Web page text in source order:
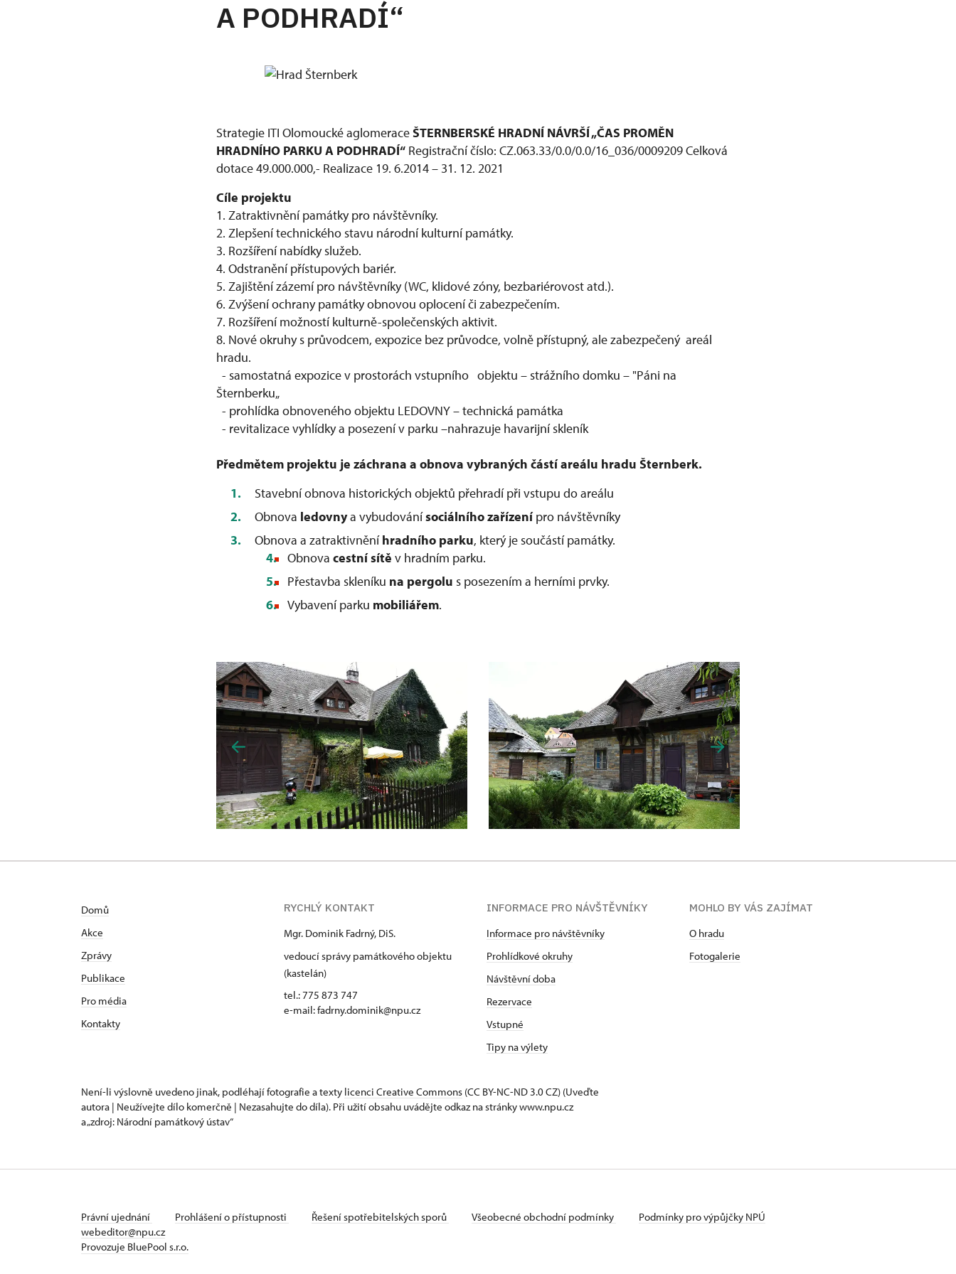
A PODHRADÍ“
Strategie ITI Olomoucké aglomerace ŠTERNBERSKÉ HRADNÍ NÁVRŠÍ „ČAS PROMĚN
HRADNÍHO PARKU A PODHRADÍ“ Registrační číslo: CZ.063.33/0.0/0.0/16_036/0009209 Celková
dotace 49.000.000,- Realizace 19. 6.2014 – 31. 12. 2021
Cíle projektu
1. Zatraktivnění památky pro návštěvníky.
2. Zlepšení technického stavu národní kulturní památky.
3. Rozšíření nabídky služeb.
4. Odstranění přístupových bariér.
5. Zajištění zázemí pro návštěvníky (WC, klidové zóny, bezbariérovost atd.).
6. Zvýšení ochrany památky obnovou oplocení či zabezpečením.
7. Rozšíření možností kulturně-společenských aktivit.
8. Nové okruhy s průvodcem, expozice bez průvodce, volně přístupný, ale zabezpečený areál
hradu.
- samostatná expozice v prostorách vstupního objektu – strážního domku – "Páni na
Šternberku„
- prohlídka obnoveného objektu LEDOVNY – technická památka
- revitalizace vyhlídky a posezení v parku –nahrazuje havarijní skleník
Předmětem projektu je záchrana a obnova vybraných částí areálu hradu Šternberk.
Stavební obnova historických objektů přehradí při vstupu do areálu
Obnova ledovnya vybudovánísociálního zařízenípro návštěvníky
Obnova a zatraktivněníhradního parku, který je součástí památky.
Obnova cestní sítě v hradním parku.
Přestavba skleníku na pergolu s posezením a herními prvky.
Vybavení parku mobiliářem.
Domů
Akce
Zprávy
Publikace
Pro média
Kontakty
RYCHLÝ KONTAKT
Mgr. Dominik Fadrný, DiS.
vedoucí správy památkového objektu
(kastelán)
tel.: 775 873 747
e-mail: fadrny.dominik@npu.cz
INFORMACE PRO NÁVŠTĚVNÍKY
Informace pro návštěvníky
Prohlídkové okruhy
Návštěvní doba
Rezervace
Vstupné
Tipy na výlety
MOHLO BY VÁS ZAJÍMAT
O hradu
Fotogalerie
Není-li výslovně uvedeno jinak, podléhají fotografie a texty licenci Creative Commons (CC BY-NC-ND 3.0 CZ) (Uveďte
autora | Neužívejte dílo komerčně | Nezasahujte do díla). Při užití obsahu uvádějte odkaz na stránky www.npu.cz
a „zdroj: Národní památkový ústav“
Právní ujednání Prohlášení o přístupnosti Řešení spotřebitelských sporů Všeobecné obchodní podmínky
Podmínky pro výpůjčky NPÚ
webeditor@npu.cz
Provozuje BluePool s.r.o.